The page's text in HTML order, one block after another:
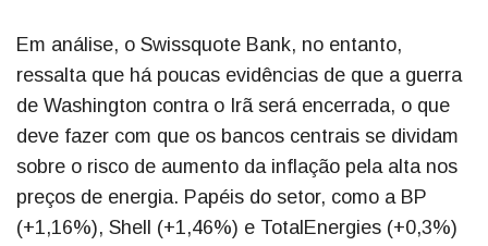
Em análise, o Swissquote Bank, no entanto,
ressalta que há poucas evidências de que a guerra
de Washington contra o Irã será encerrada, o que
deve fazer com que os bancos centrais se dividam
sobre o risco de aumento da inflação pela alta nos
preços de energia. Papéis do setor, como a BP
(+1,16%), Shell (+1,46%) e TotalEnergies (+0,3%)